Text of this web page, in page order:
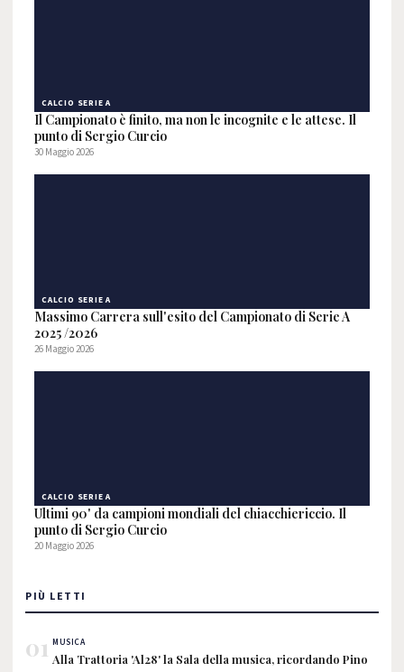
CALCIO SERIE A
Il Campionato è finito, ma non le incognite e le attese. Il
punto di Sergio Curcio
30 Maggio 2026
CALCIO SERIE A
Massimo Carrera sull'esito del Campionato di Serie A
2025 /2026
26 Maggio 2026
CALCIO SERIE A
Ultimi 90' da campioni mondiali del chiacchiericcio. Il
punto di Sergio Curcio
20 Maggio 2026
PIÙ LETTI
01 MUSICA
Alla Trattoria 'Al28' la Sala della musica, ricordando Pino